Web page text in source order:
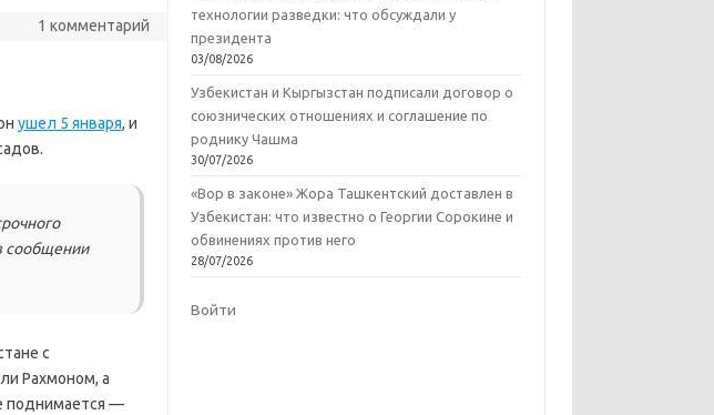
1 комментарий
ушел 5 января, и
сообщении
с
Рахмоном, а
поднимается —
технологии разведки: что обсуждали у
президента
03/08/2026
Узбекистан и Кыргызстан подписали договор о
союзнических отношениях и соглашение по
роднику Чашма
30/07/2026
«Вор в законе» Жора Ташкентский доставлен в
Узбекистан: что известно о Георгии Сорокине и
обвинениях против него
28/07/2026
Войти